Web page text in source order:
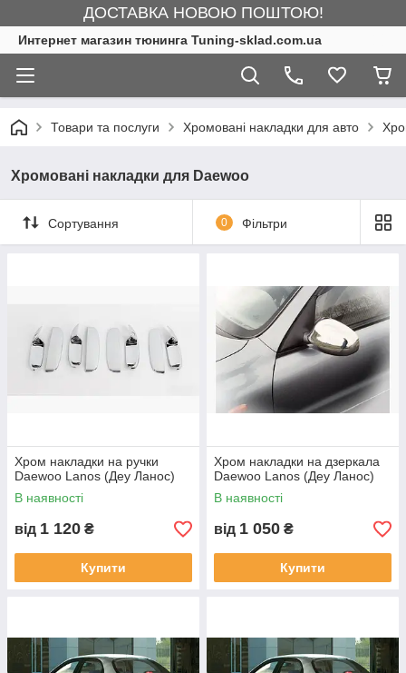
ДОСТАВКА НОВОЮ ПОШТОЮ!
Интернет магазин тюнинга Tuning-sklad.com.ua
Товари та послуги Хромовані накладки для авто
Хромовані накладки для Daewoo
Сортування 0 Фільтри
Хром накладки на ручки
Daewoo Lanos (Деу Ланос)
В наявності
від 1 120 ₴
Купити
Хром накладки на дзеркала
Daewoo Lanos (Деу Ланос)
В наявності
від 1 050 ₴
Купити